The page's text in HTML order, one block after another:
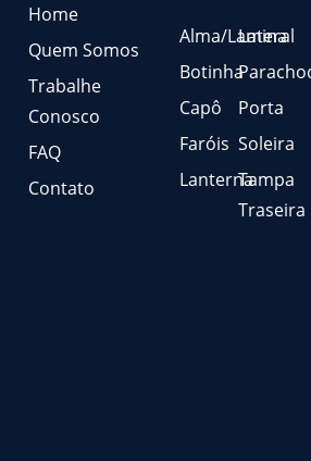
Home
Quem Somos
Trabalhe
Conosco
FAQ
Contato
Alma/Lamina
Botinha
Capô
Faróis
Lanterna
Lateral
Porta
Soleira
Tampa
Traseira